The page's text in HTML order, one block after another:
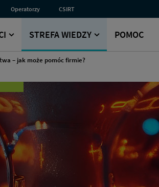
Operatorzy
Przejdź
dla
CSIRT
Przejdź
sekcji
Computer
Incident
Response
STREFA WIEDZY POMOC
– jak może pomóc firmie?